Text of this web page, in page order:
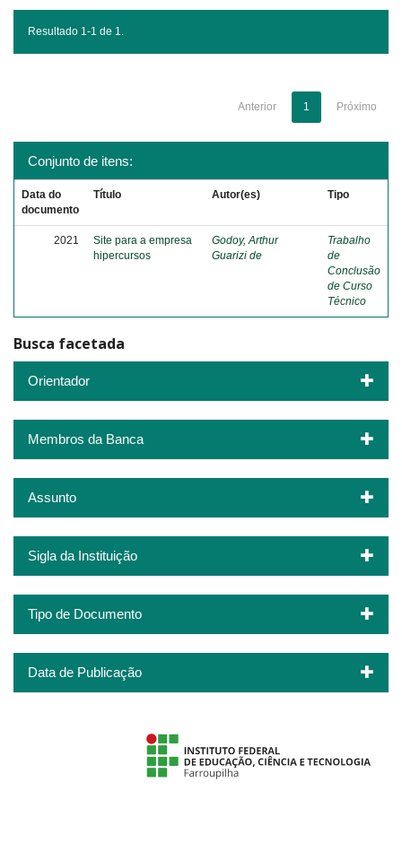
Resultado 1-1 de 1.
Anterior 1 Próximo
Conjunto de itens:
Data do
documento
Título Autor(es) Tipo
2021
Site para a empresa
hipercursos
Godoy, Arthur
Guarizi de
Trabalho
de
Conclusão
de Curso
Técnico
Busca facetada
Orientador
Membros da Banca
Assunto
Sigla da Instituição
Tipo de Documento
Data de Publicação